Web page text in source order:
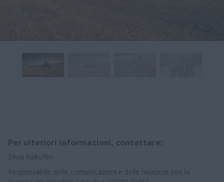
Per ulteriori informazioni, contattare:
Silvia Kaltofen
Responsabile delle comunicazioni e delle relazioni con la